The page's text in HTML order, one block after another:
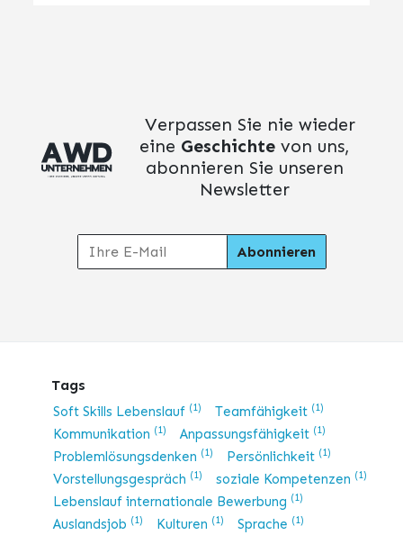
Verpassen Sie nie wieder
eine Geschichte von uns,
abonnieren Sie unseren
Newsletter
Tags
Soft Skills Lebenslauf (1) Teamfähigkeit (1)
Kommunikation (1) Anpassungsfähigkeit (1)
Problemlösungsdenken (1) Persönlichkeit (1)
Vorstellungsgespräch (1) soziale Kompetenzen (1)
Lebenslauf internationale Bewerbung (1)
Auslandsjob (1) Kulturen (1) Sprache (1)